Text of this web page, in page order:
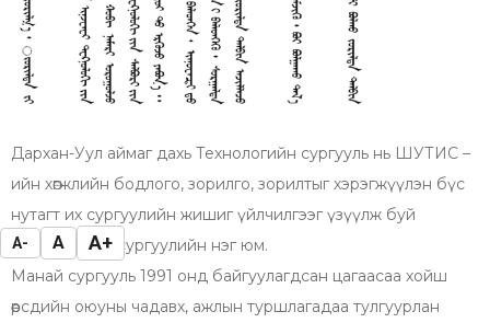
Дархан-Уул аймaг дахь Технологийн сургууль нь ШУТИС –
ийн хөгжлийн бодлого, зорилго, зорилтыг хэрэгжүүлэн бүс
нутагт их сургуулийн жишиг үйлчилгээг үзүүлж буй
бүрэлдэхүүн сургуулийн нэг юм.
Манай сургууль 1991 онд байгуулагдсан цагаасаа хойш
өөрсдийн оюуны чадавх, ажлын туршлагадаа тулгуурлан
A- A A+